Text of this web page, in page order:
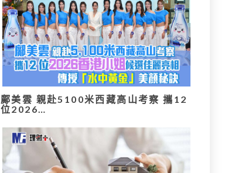
鄺美雲 親赴5100米西藏高山考察 攜12
位2026…